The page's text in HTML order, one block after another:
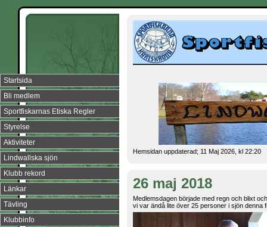
Startsida
Bli medlem
Sportfiskarnas Etiska Regler
Styrelse
Aktiviteter
Lindwallska sjön
Klubb rekord
Länkar
Tävling
Klubbinfo
Hemsidan uppdaterad; 11 Maj 2026, kl 22:20
26 maj 2018
Medlemsdagen började med regn och blixt
vi var ändå lite över 25 personer i sjön